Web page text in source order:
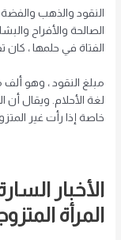
النقود والذهب
الصالحة والأفراح
الفتاة في حلمها ،
مبلغ النقود ، وهو ألف
لغة الأحلام. ويقال أن
خاصة إذا رأت غير
الأخبار
المرأة